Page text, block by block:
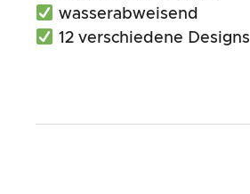
wasserabweisend
12 verschiedene Designs